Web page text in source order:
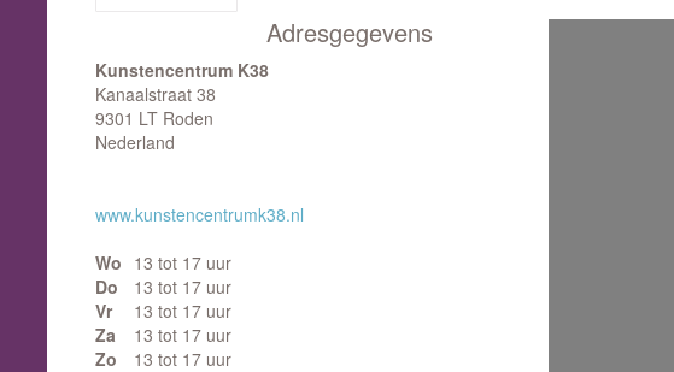
Adresgegevens
Kunstencentrum K38
Kanaalstraat 38
9301 LT Roden
Nederland
www.kunstencentrumk38.nl
Wo 13 tot 17 uur
Do
13 tot 17 uur
Vr
13 tot 17 uur
Za
13 tot 17 uur
Zo
13 tot 17 uur